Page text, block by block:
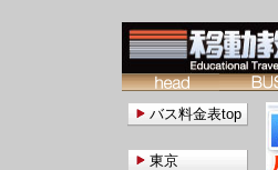
バス料金表top
東京